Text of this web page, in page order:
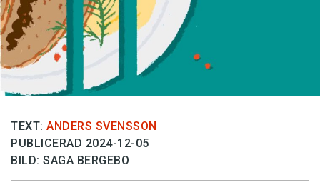
TEXT: ANDERS SVENSSON
PUBLICERAD 2024-12-05
BILD: SAGA BERGEBO